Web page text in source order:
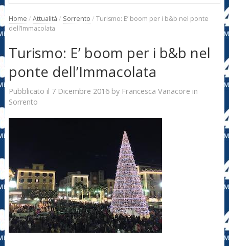
Home / Attualità / Sorrento / Turismo: E’ boom per i b&b nel ponte
dell’Immacolata
Turismo: E’ boom per i b&b nel
ponte dell’Immacolata
Pubblicato il 7 Dicembre 2016by Francesca Vanacore in
Sorrento